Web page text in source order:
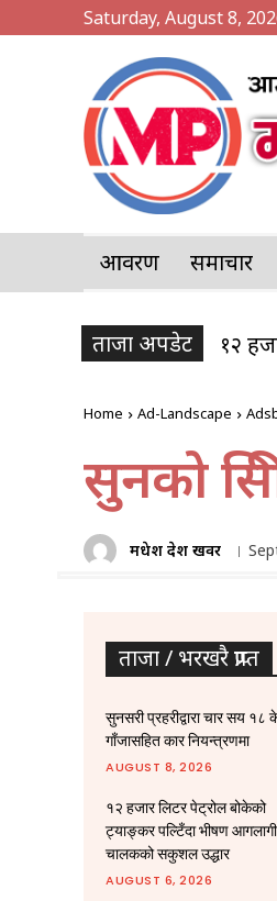
Saturday, August 8,
आवरण समाचार
ताजा अपडेट १२
Home Ad-Landscape
सुनको
मधेश प्रदेश खवर
ताजा / भरखरै प्राप्त
सुनसरी प्रहरीद्वारा चार सय १८
गाँजासहित कार नियन्त्रणमा
AUGUST 8, 2026
१२ हजार लिटर पेट्रोल बोकेको
ट्याङ्कर पल्टिँदा भीषण
चालकको सकुशल उद्धार
AUGUST 6, 2026